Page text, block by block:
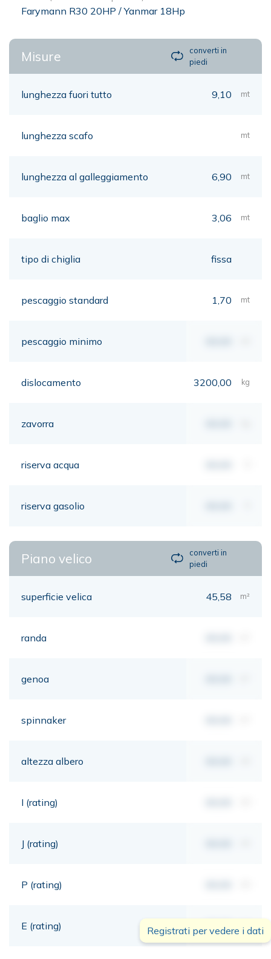
Farymann R30 20HP / Yanmar 18Hp
Misure
converti in
piedi
lunghezza fuori tutto 9,10 mt
lunghezza scafo mt
lunghezza al galleggiamento 6,90 mt
baglio max 3,06 mt
tipo di chiglia fissa
pescaggio standard 1,70 mt
pescaggio minimo
dislocamento 3200,00 kg
zavorra
riserva acqua
riserva gasolio
Piano velico
converti in
piedi
superficie velica 45,58 m²
randa
genoa
spinnaker
altezza albero
I (rating)
J (rating)
P (rating)
E (rating) 00,00 mt
Registrati per vedere i dati